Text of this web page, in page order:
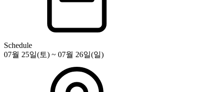
Schedule
07월 25일(토) ~ 07월 26일(일)